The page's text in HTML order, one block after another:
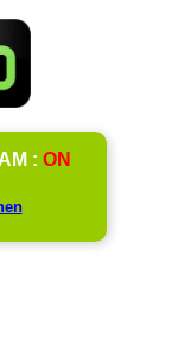
: ON